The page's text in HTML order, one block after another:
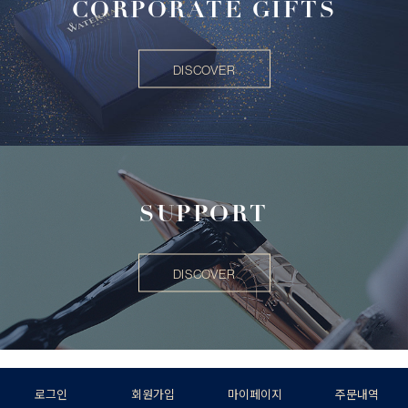
CORPORATE GIFTS
DISCOVER
SUPPORT
DISCOVER
로그인 회원가입 마이페이지 주문내역